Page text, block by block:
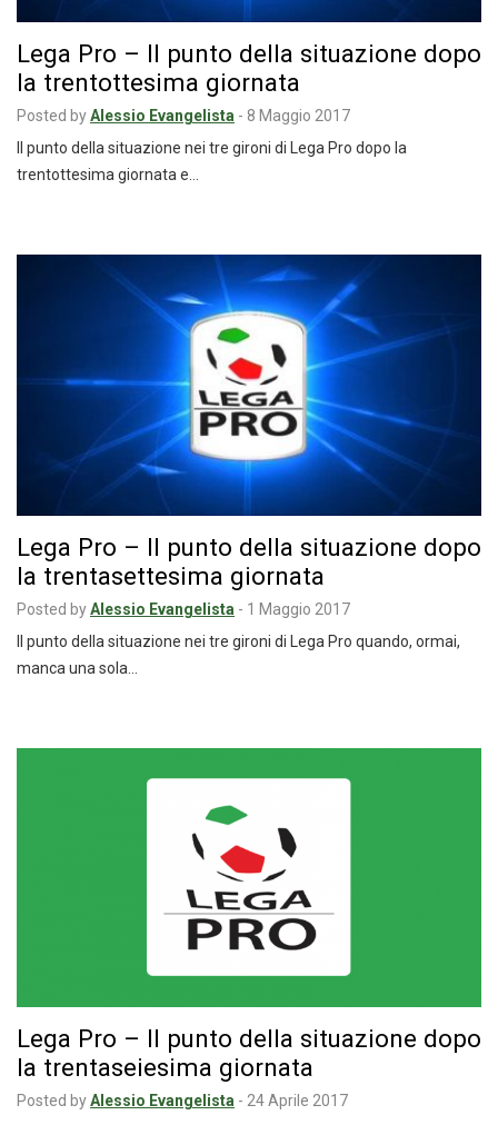
Lega Pro – Il punto della situazione dopo
la trentottesima giornata
Posted byAlessio Evangelista - 8 Maggio 2017
Il punto della situazione nei tre gironi di Lega Pro dopo la
trentottesima giornata e…
Lega Pro – Il punto della situazione dopo
la trentasettesima giornata
Posted byAlessio Evangelista - 1 Maggio 2017
Il punto della situazione nei tre gironi di Lega Pro quando, ormai,
manca una sola…
Lega Pro – Il punto della situazione dopo
la trentaseiesima giornata
Posted byAlessio Evangelista - 24 Aprile 2017